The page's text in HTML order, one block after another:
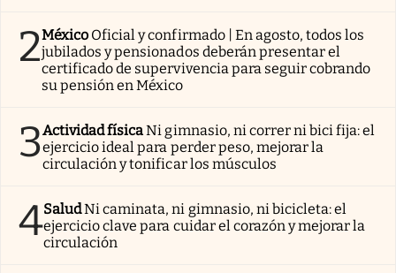
2México Oficial y confirmado | En agosto, todos los
jubilados y pensionados deberán presentar el
certificado de supervivencia para seguir cobrando
su pensión en México
3Actividad físicaNi gimnasio, ni correr ni bici fija: el
ejercicio ideal para perder peso, mejorar la
circulación y tonificar los músculos
4SaludNi caminata, ni gimnasio, ni bicicleta: el
ejercicio clave para cuidar el corazón y mejorar la
circulación